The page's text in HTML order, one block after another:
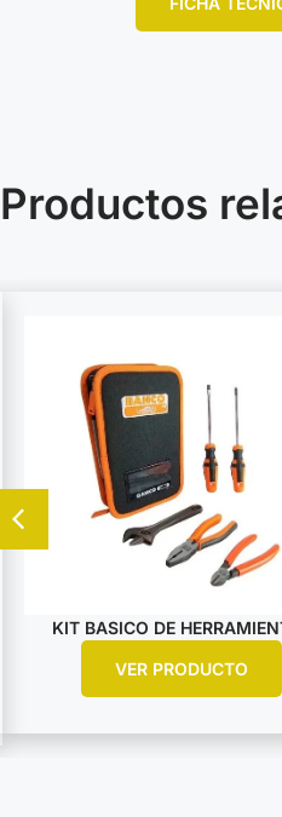
Productos
KIT BASICO DE
VER PRODUCTO